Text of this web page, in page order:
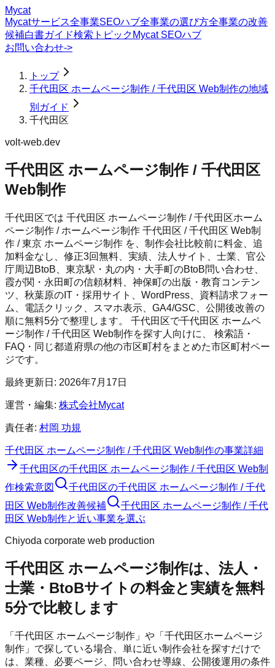
Mycat
Mycatサービス全事業SEOハブ全事業の選び方全事業の改善
候補白書ガイド検索トピック Mycat SEOハブ
お問い合わせ->
トップ
千代田区 ホームページ制作 / 千代田区 Web制作の地域
別ガイド
千代田区
volt-web.dev
千代田区 ホームページ制作 / 千代田区
Web制作
千代田区では 千代田区 ホームページ制作 / 千代田区ホーム
ページ制作 / ホームページ制作 千代田区 / 千代田区 Web制
作 / 東京 ホームページ制作 を、制作会社比較前に料金、追
加料金なし、修正3回無料、実績、法人サイト、士業、官公
庁周辺BtoB、東京駅・丸の内・大手町のBtoB問い合わせ、
霞が関・永田町の信頼材料、神保町の出版・教育コンテン
ツ、秋葉原のIT・採用サイト、WordPress、資料請求フォー
ム、電話クリック、スマホ表示、GA4/GSC、公開後改善の
順に無料5分で整理します。 千代田区で千代田区 ホームペ
ージ制作 / 千代田区 Web制作を探す人向けに、 検索語・
FAQ・同じ都道府県の他の市区町村をまとめた市区町村ペー
ジです。
最終更新日: 2026年7月17日
運営・編集: 株式会社Mycat
責任者: 村岡 功規
千代田区 ホームページ制作 / 千代田区 Web制作の事業詳細
千代田区の千代田区 ホームページ制作 / 千代田区 Web制
作検索意図 千代田区の千代田区 ホームページ制作 / 千代
田区 Web制作改善候補
千代田区 ホームページ制作 / 千代
田区 Web制作と近い事業を選ぶ
Chiyoda corporate web production
千代田区 ホームページ制作は、法人・
士業・BtoBサイトの料金と実績を無料
5分で比較します
「千代田区 ホームページ制作」や「千代田区ホームページ
制作」で探している場合、単に近い制作会社を探すだけで
は、業種、必要ページ、問い合わせ導線、公開後運用の条件